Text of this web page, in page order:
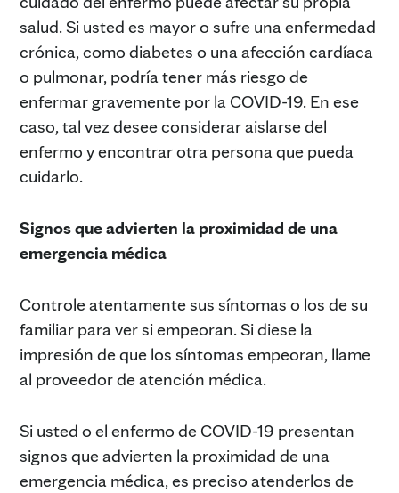
salud. Si usted es mayor o sufre una enfermedad
crónica, como diabetes o una afección cardíaca
o pulmonar, podría tener más riesgo de
enfermar gravemente por la COVID-19. En ese
caso, tal vez desee considerar aislarse del
enfermo y encontrar otra persona que pueda
cuidarlo.
Signos que advierten la proximidad de una
emergencia médica
Controle atentamente sus síntomas o los de su
familiar para ver si empeoran. Si diese la
impresión de que los síntomas empeoran, llame
al proveedor de atención médica.
Si usted o el enfermo de COVID-19 presentan
signos que advierten la proximidad de una
emergencia médica, es preciso atenderlos de